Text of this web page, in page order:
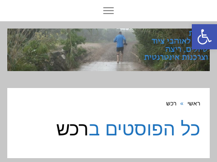
פתח סרגל נגישות
תפריט
ראשי » רכש
כל הפוסטים ברכש